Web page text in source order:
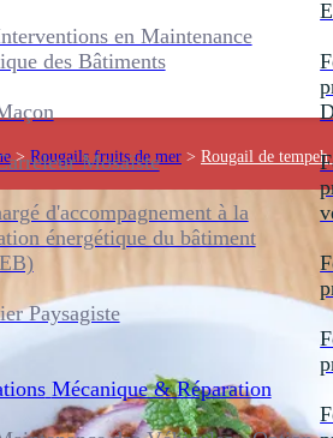
en Maintenance
des Bâtiments
Mosaïste
d'accompagnement à la
énergétique du bâtiment
Paysagiste
Mécanique & Réparation
> Rougails fruits de mer > Rougail de